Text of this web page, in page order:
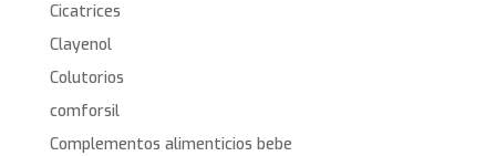
Cicatrices
Clayenol
Colutorios
comforsil
Complementos alimenticios bebe